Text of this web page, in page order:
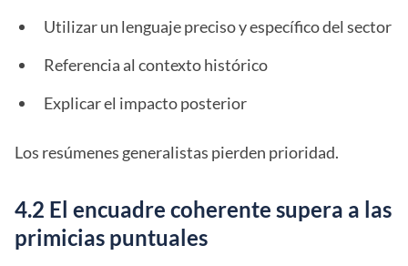
Utilizar un lenguaje preciso y específico del sector
Referencia al contexto histórico
Explicar el impacto posterior
Los resúmenes generalistas pierden prioridad.
4.2 El encuadre coherente supera a las
primicias puntuales